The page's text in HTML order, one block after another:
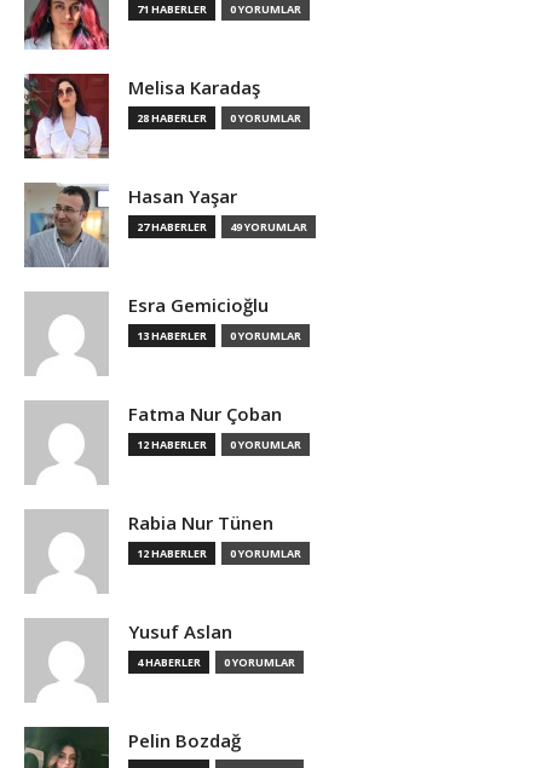
71 HABERLER 0 YORUMLAR
Melisa Karadaş
28 HABERLER 0 YORUMLAR
Hasan Yaşar
27 HABERLER 49 YORUMLAR
Esra Gemicioğlu
13 HABERLER 0 YORUMLAR
Fatma Nur Çoban
12 HABERLER 0 YORUMLAR
Rabia Nur Tünen
12 HABERLER 0 YORUMLAR
Yusuf Aslan
4 HABERLER 0 YORUMLAR
Pelin Bozdağ